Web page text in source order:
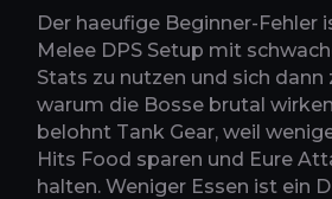
Der haeufige Beginner-Fehler
Melee DPS Setup mit
Stats zu nutzen und sich dann
warum die Bosse brutal
belohnt Tank Gear, weil
Hits Food sparen und Eure
halten. Weniger Essen ist ein